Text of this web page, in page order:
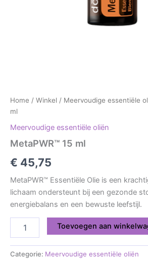
Home / Winkel / Meervoudige essentiële
ml
Meervoudige essentiële oliën
MetaPWR™ 15 ml
€ 45,75
MetaPWR™ Essentiële Olie is een
lichaam ondersteunt bij een gezonde
energiebalans en een bewuste leefstijl.
Toevoegen aan
Categorie: Meervoudige essentiële oliën